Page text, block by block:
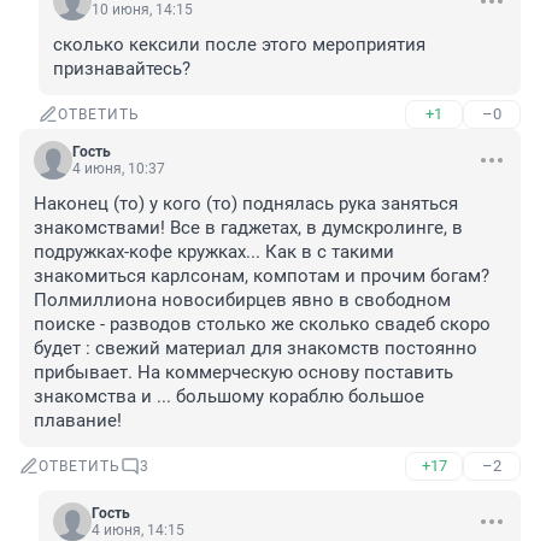
10 июня, 14:15
сколько кексили после этого мероприятия
признавайтесь?
ОТВЕТИТЬ +1 –0
Гость
4 июня, 10:37
Наконец (то) у кого (то) поднялась рука заняться
знакомствами! Все в гаджетах, в думскролинге, в
подружках-кофе кружках... Как в с такими
знакомиться карлсонам, компотам и прочим богам?
Полмиллиона новосибирцев явно в свободном
поиске - разводов столько же сколько свадеб скоро
будет : свежий материал для знакомств постоянно
прибывает. На коммерческую основу поставить
знакомства и ... большому кораблю большое
плавание!
ОТВЕТИТЬ 3 +17 –2
Гость
4 июня, 14:15